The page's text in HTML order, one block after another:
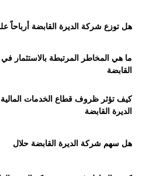
مرخّص في السوق الخليجي، إيداع
هل توزع شركة الديرة القابضة أرباحاً
مجلس الإدارة ونتائج الشركة
دوري حسب السياسة المعتمدة.
ما هي المخاطر المرتبطة بالاستثمار
القابضة
للشركة، التغيرات الاقتصادية
وتأثيرات القطاع المالي على نتائج
كيف تؤثر ظروف قطاع الخدمات
الديرة القابضة
المالية، حيث تؤثر عوامل مثل
هل سهم شركة الديرة القابضة حلال